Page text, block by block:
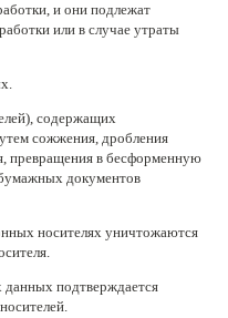
и они подлежат
или в случае утраты
содержащих
сожжения, дробления
превращения в бесформенную
документов
носителях уничтожаются
подтверждается